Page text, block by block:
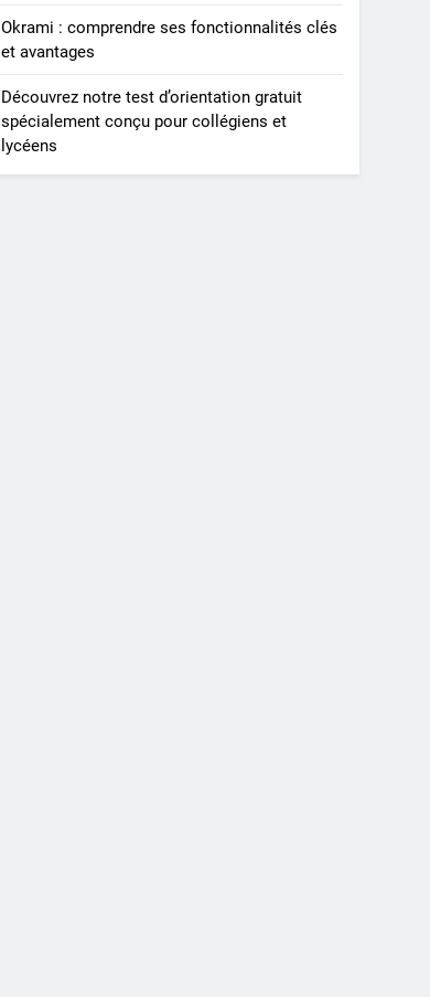
Okrami : comprendre ses fonctionnalités clés
et avantages
Découvrez notre test d’orientation gratuit
spécialement conçu pour collégiens et
lycéens